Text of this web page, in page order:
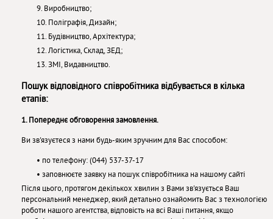
9. Виробництво;
10. Поліграфія, Дизайн;
11. Будівництво, Архітектура;
12. Логістика, Склад, ЗЕД;
13. ЗМІ, Видавництво.
Пошук відповідного співробітника відбувається в кілька
етапів:
1. Попереднє обговорення замовлення.
Ви зв'язуєтеся з нами будь-яким зручним для Вас способом:
• по телефону: (044) 537-37-17
• заповнюєте заявку на пошук співробітника на нашому сайті
Після цього, протягом декількох хвилин з Вами зв'язується Ваш
персональний менеджер, який детально ознайомить Вас з технологією
роботи нашого агентства, відповість на всі Ваші питання, якщо